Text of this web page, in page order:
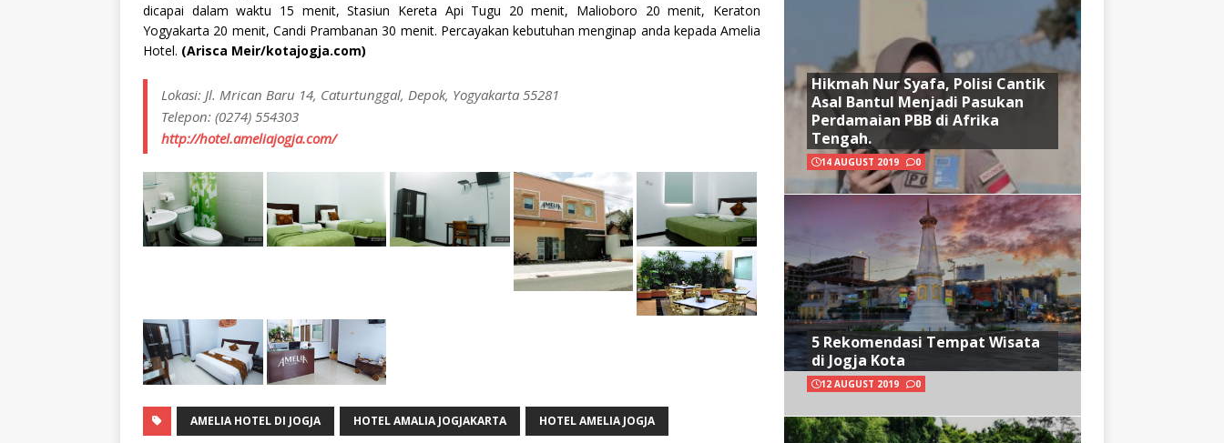
dicapai dalam waktu 15 menit, Stasiun Kereta Api Tugu 20 menit, Malioboro 20 menit, Keraton
Yogyakarta 20 menit, Candi Prambanan 30 menit. Percayakan kebutuhan menginap anda kepada Amelia
Hotel. (Arisca Meir/kotajogja.com)
Lokasi: Jl. Mrican Baru 14, Caturtunggal, Depok, Yogyakarta 55281
Telepon: (0274) 554303
http://hotel.ameliajogja.com/
AMELIA HOTEL DI JOGJA HOTEL AMALIA JOGJAKARTA HOTEL AMELIA JOGJA
Hikmah Nur Syafa, Polisi Cantik
Asal Bantul Menjadi Pasukan
Perdamaian PBB di Afrika
Tengah.
14 AUGUST 2019 0
5 Rekomendasi Tempat Wisata
di Jogja Kota
12 AUGUST 2019 0